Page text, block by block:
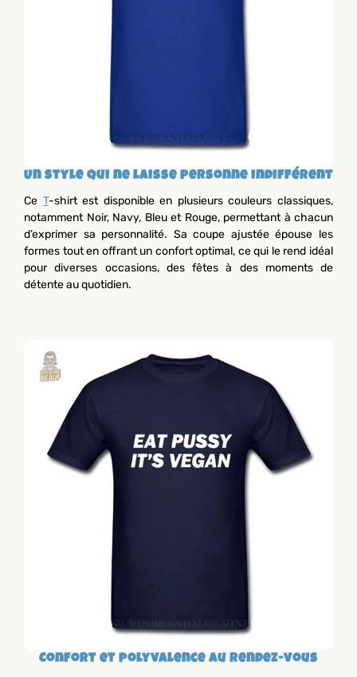
Un style qui ne laisse personne indifférent
Ce T-shirt est disponible en plusieurs couleurs classiques,
notamment Noir, Navy, Bleu et Rouge, permettant à chacun
d’exprimer sa personnalité. Sa coupe ajustée épouse les
formes tout en offrant un confort optimal, ce qui le rend idéal
pour diverses occasions, des fêtes à des moments de
détente au quotidien.
Confort et polyvalence au rendez-vous